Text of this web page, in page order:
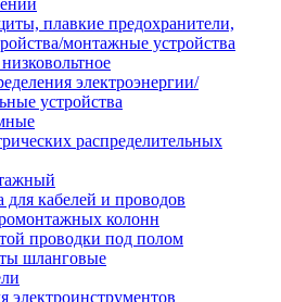
плавкие предохранители,
монтажные устройства
электроэнергии/
устройства
распределительных
кабелей и проводов
колонн
проводки под полом
шланговые
электроинструментов